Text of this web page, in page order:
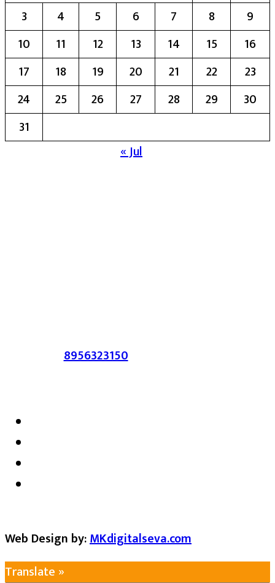
3
4 5 6 7 8
9
10
11 12 13 14 15
16
17
18 19 20 21 22
23
24
25 26 27 28 29
30
31
« Jul
संपर्क :-8956323150/ ईमेल :-
Web Design by:MKdigitalseva.com
Translate »